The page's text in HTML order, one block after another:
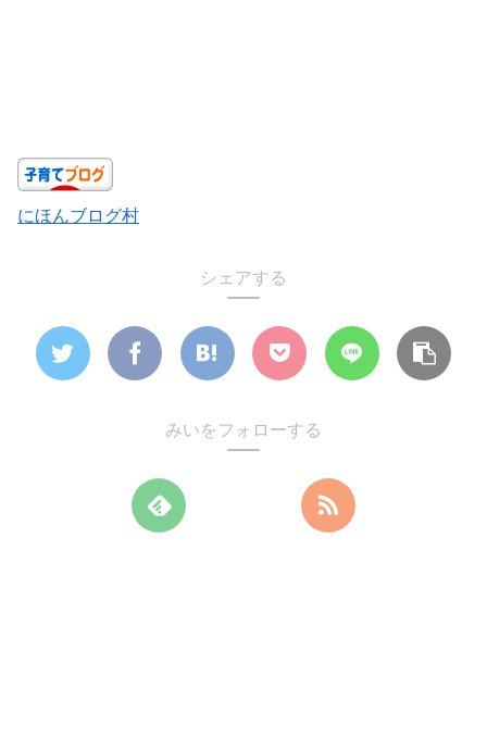
にほんブログ村
シェアする
みいをフォローする